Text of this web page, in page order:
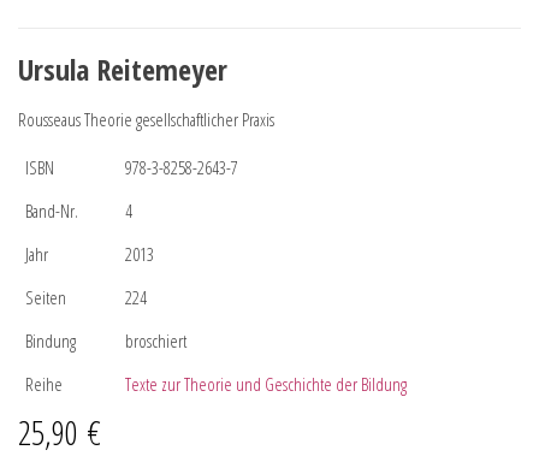
Ursula Reitemeyer
Rousseaus Theorie gesellschaftlicher Praxis
ISBN
978-3-8258-2643-7
Band-Nr.
4
Jahr
2013
Seiten
224
Bindung
broschiert
Reihe
Texte zur Theorie und Geschichte der Bildung
25,90 €